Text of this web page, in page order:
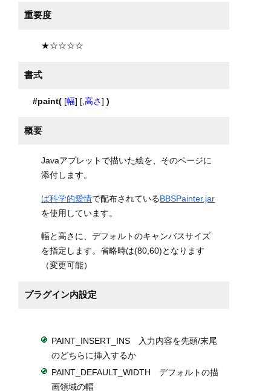
重要度
★☆☆☆☆
書式
#paint([幅] [, 高さ] )
概要
Javaアプレットで描いた絵を、そのページに
添付します。
ば科学的愛情で配布されているBBSPainter.jar
を使用しています。
幅と高さに、デフォルトのキャンバスサイズ
を指定します。省略時は(80,60)となります
（変更可能）
プラグイン内設定
PAINT_INSERT_INS 入力内容を先頭/末尾
のどちらに挿入するか
PAINT_DEFAULT_WIDTH デフォルトの描
画領域の幅